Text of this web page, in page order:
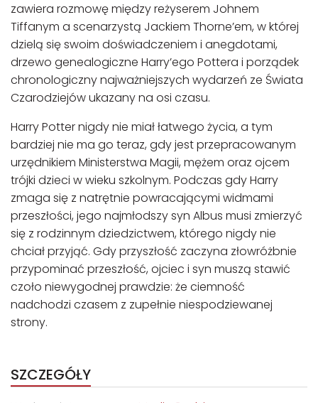
zawiera rozmowę między reżyserem Johnem
Tiffanym a scenarzystą Jackiem Thorne’em, w której
dzielą się swoim doświadczeniem i anegdotami,
drzewo genealogiczne Harry’ego Pottera i porządek
chronologiczny najważniejszych wydarzeń ze Świata
Czarodziejów ukazany na osi czasu.
Harry Potter nigdy nie miał łatwego życia, a tym
bardziej nie ma go teraz, gdy jest przepracowanym
urzędnikiem Ministerstwa Magii, mężem oraz ojcem
trójki dzieci w wieku szkolnym. Podczas gdy Harry
zmaga się z natrętnie powracającymi widmami
przeszłości, jego najmłodszy syn Albus musi zmierzyć
się z rodzinnym dziedzictwem, którego nigdy nie
chciał przyjąć. Gdy przyszłość zaczyna złowróżbnie
przypominać przeszłość, ojciec i syn muszą stawić
czoło niewygodnej prawdzie: że ciemność
nadchodzi czasem z zupełnie niespodziewanej
strony.
SZCZEGÓŁY